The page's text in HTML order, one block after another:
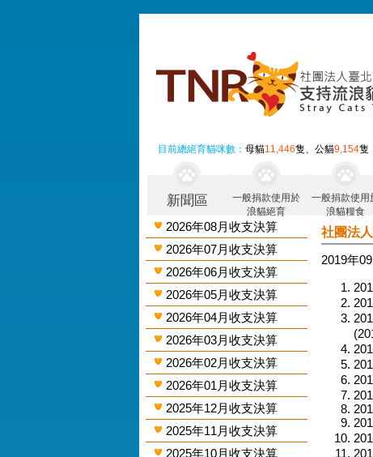
目前總絕育貓咪數： 母貓11,446隻、公貓9,154隻
新聞區
一般捐款使用於
浪貓絕育
一般捐款使用
浪貓糧食
2026年08月收支決算
2026年07月收支決算
2026年06月收支決算
2026年05月收支決算
2026年04月收支決算
2026年03月收支決算
2026年02月收支決算
2026年01月收支決算
2025年12月收支決算
2025年11月收支決算
2025年10月收支決算
社團法
2019年